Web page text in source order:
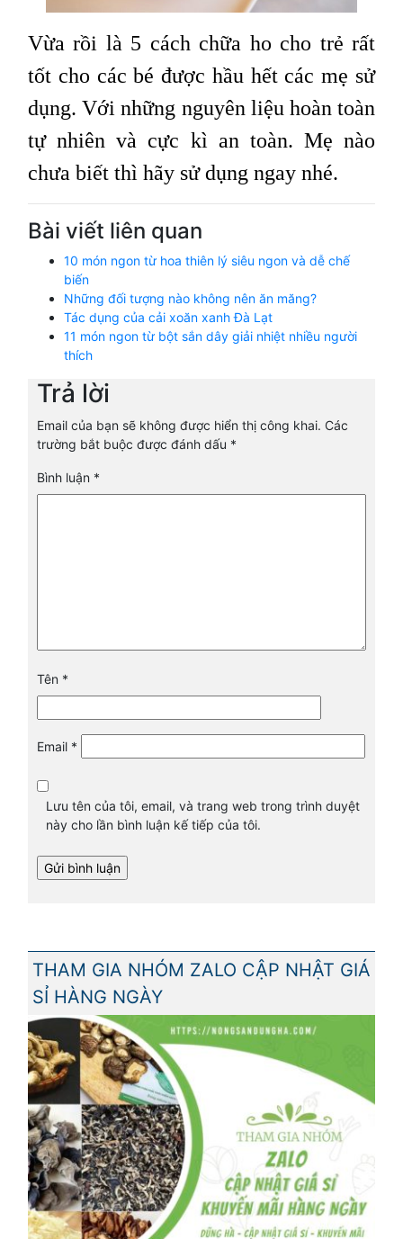
Vừa rồi là 5 cách chữa ho cho trẻ rất
tốt cho các bé được hầu hết các mẹ sử
dụng. Với những nguyên liệu hoàn toàn
tự nhiên và cực kì an toàn. Mẹ nào
chưa biết thì hãy sử dụng ngay nhé.
Bài viết liên quan
10 món ngon từ hoa thiên lý siêu ngon và dễ chế
biến
Những đối tượng nào không nên ăn măng?
Tác dụng của cải xoăn xanh Đà Lạt
11 món ngon từ bột sắn dây giải nhiệt nhiều người
thích
Trả lời
Email của bạn sẽ không được hiển thị công khai. Các
trường bắt buộc được đánh dấu *
Bình luận *
Tên *
Email *
Lưu tên của tôi, email, và trang web trong trình duyệt
này cho lần bình luận kế tiếp của tôi.
THAM GIA NHÓM ZALO CẬP NHẬT GIÁ
SỈ HÀNG NGÀY